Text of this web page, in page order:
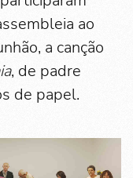
ao
a canção
, de padre
de papel.